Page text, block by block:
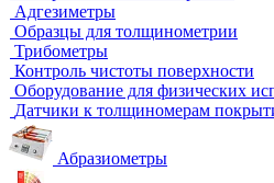
Вихретоковый контроль
Вихретоковые дефектоскопы
Вихретоковые преобразователи
Вихретоковые толщиномеры
Контрольные образцы для
Приборы для измерения
Импедансный контроль
Импедансные дефектоскопы
Тестеры